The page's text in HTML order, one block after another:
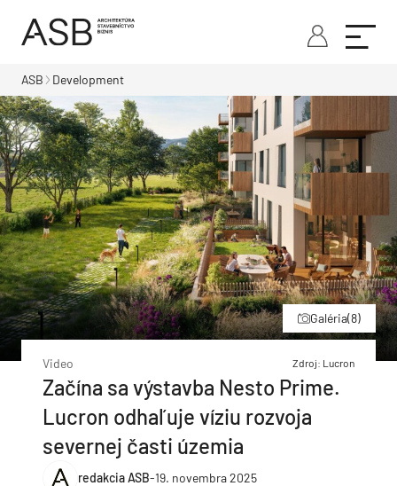
ASB Development
Galéria(8)
Video Zdroj: Lucron
Začína sa výstavba Nesto Prime.
Lucron odhaľuje víziu rozvoja
severnej časti územia
redakcia ASB-19. novembra 2025